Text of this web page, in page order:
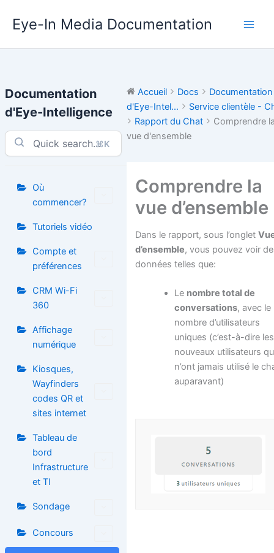
contenu
Eye-In Media Documentation
Documentation
d'Eye-Intelligence
⌘K
Où
commencer?
Tutoriels vidéo
Compte et
préférences
CRM Wi-Fi
360
Affichage
numérique
Kiosques,
Wayfinders
codes QR et
sites internet
Tableau de
bord
Infrastructure
et TI
Sondage
Concours
Accueil Docs
Documentation
d'Eye-Intel...
Service clientèle -
Rapport du Chat
Comprendre
vue d'ensemble
Comprendre la
vue d’ensemble
Dans le rapport, sous l’onglet
d’ensemble, vous pouvez voir
données telles que:
Le nombre total de
conversations, avec le
nombre d’utilisateurs
uniques (c’est-à-dire les
nouveaux utilisateurs
n’ont jamais utilisé le
auparavant)